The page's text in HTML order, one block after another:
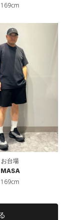
169cm
お台場
MASA
169cm